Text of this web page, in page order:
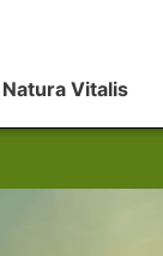
Natura Vitalis